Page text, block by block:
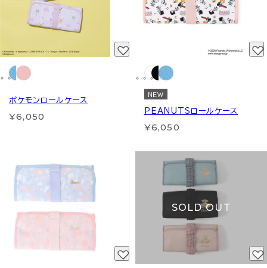
ポケモンロールケース
¥6,050
NEW
PEANUTSロールケース
¥6,050
SOLD OUT